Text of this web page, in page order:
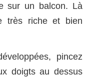
sur un balcon. Là
très riche et bien
pincez
doigts au dessus